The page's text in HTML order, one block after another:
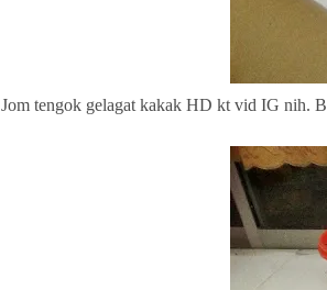
Jom tengok gelagat kakak HD kt vid IG nih.